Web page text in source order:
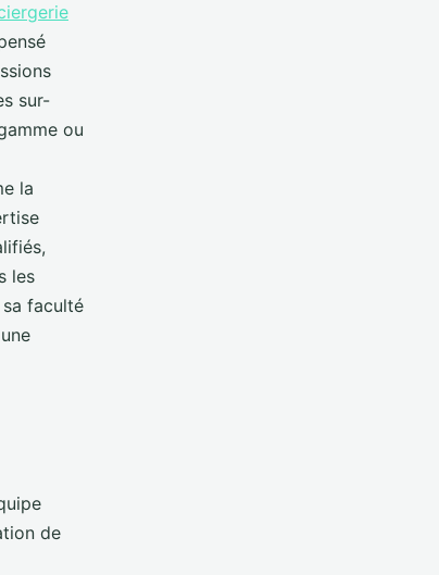
sur-
ou
la
les
faculté
de